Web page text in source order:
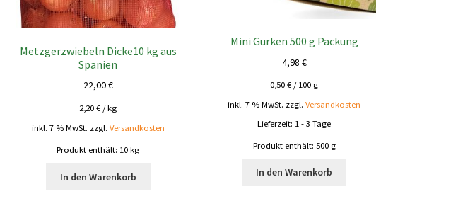
Metzgerzwiebeln Dicke10 kg aus
Spanien
22,00€
2,20€ /kg
inkl. 7 % MwSt. zzgl. Versandkosten
Produkt enthält: 10kg
In den Warenkorb
Mini Gurken 500 g Packung
4,98 €
0,50€ / 100 g
inkl. 7 % MwSt. zzgl.Versandkosten
Lieferzeit: 1 - 3 Tage
Produkt enthält: 500 g
In den Warenkorb